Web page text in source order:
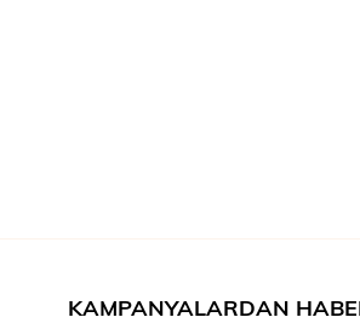
KAMPANYALARDAN